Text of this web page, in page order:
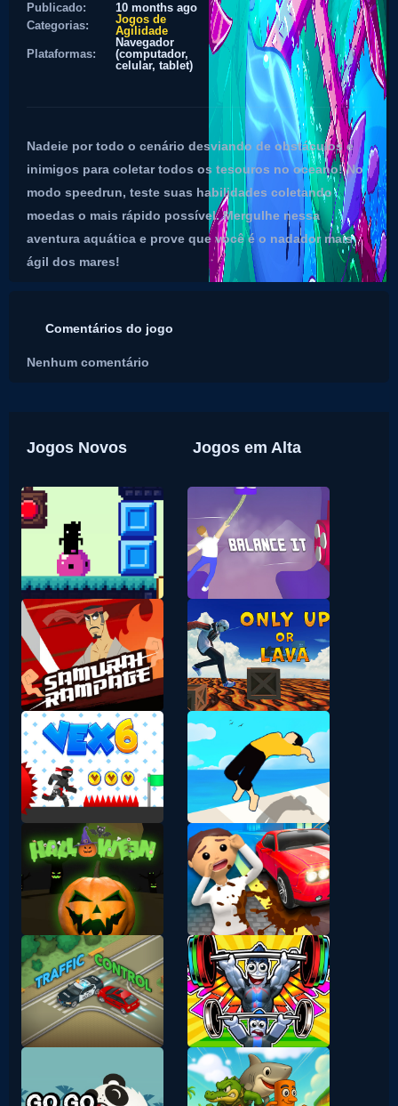
Publicado:
10 months ago
Categorias:
Jogos de
Agilidade
Plataformas:
Navegador
(computador,
celular, tablet)
Nadeie por todo o cenário desviando de obstáculos e
inimigos para coletar todos os tesouros no oceano! No
modo speedrun, teste suas habilidades coletando
moedas o mais rápido possível. Mergulhe nessa
aventura aquática e prove que você é o nadador mais
ágil dos mares!
Comentários do jogo
Nenhum comentário
Jogos Novos Jogos em Alta